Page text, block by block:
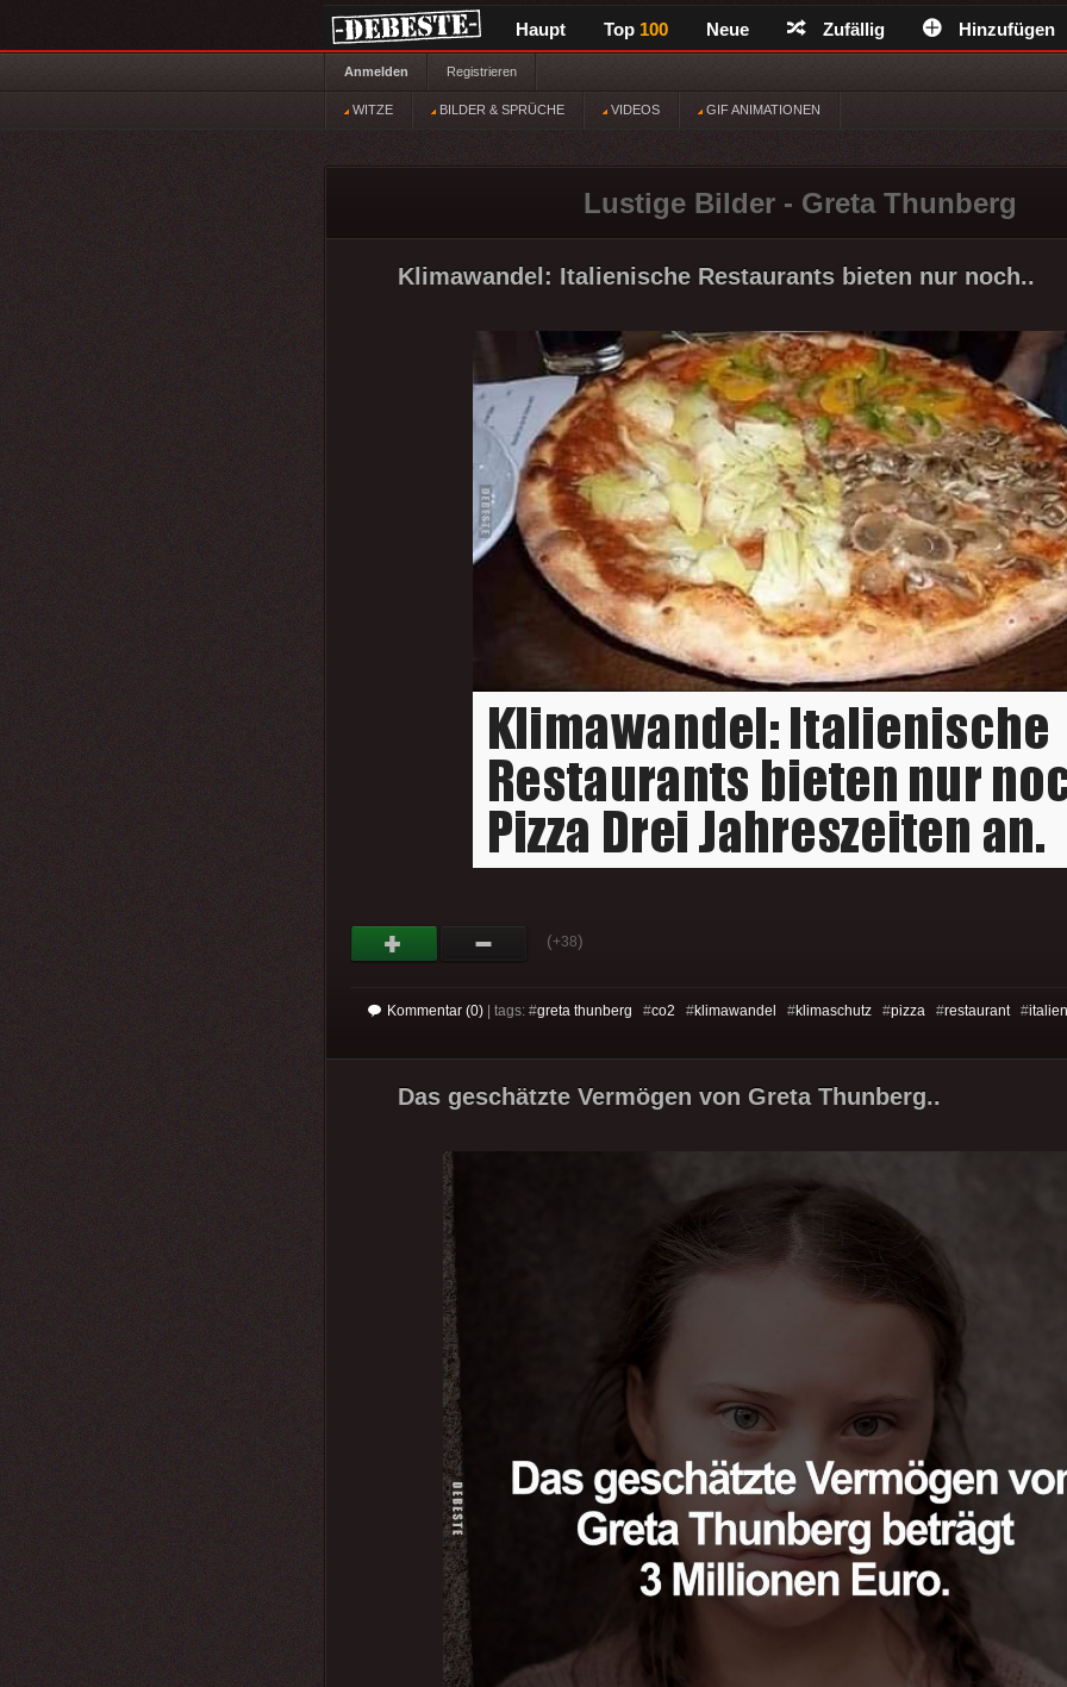
Haupt Top 100 Neue Zufällig Hinzufügen
Anmelden Registrieren
WITZE BILDER & SPRÜCHE VIDEOS GIF ANIMATIONEN
Lustige Bilder - Greta Thunberg
Klimawandel: Italienische Restaurants bieten nur noch..
(+38)
Kommentar (0) | tags: #greta thunberg #co2 #klimawandel #klimaschutz #pizza #restaurant#italien
Das geschätzte Vermögen von Greta Thunberg..